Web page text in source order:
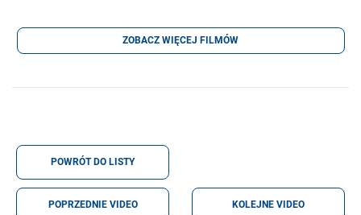
ZOBACZ WIĘCEJ FILMÓW
POWRÓT DO LISTY
POPRZEDNIE VIDEO KOLEJNE VIDEO